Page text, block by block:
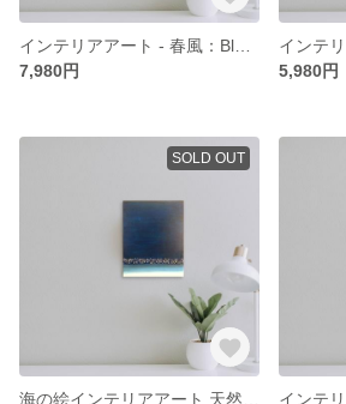
7,980円
5,980円
SOLD OUT